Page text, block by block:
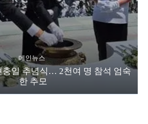
메인뉴스
충일 추념식… 2천여 명 참석 엄숙
한 추모